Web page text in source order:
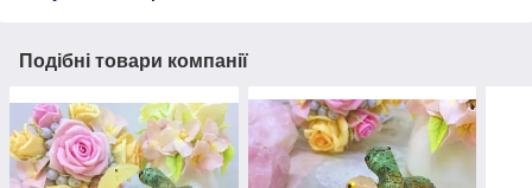
Подібні товари компанії